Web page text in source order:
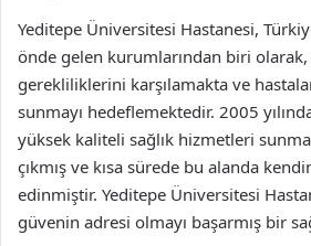
Yeditepe Üniversitesi Hastanesi,
önde gelen kurumlarından biri olarak,
gerekliliklerini karşılamakta ve
sunmayı hedeflemektedir. 2005
yüksek kaliteli sağlık hizmetleri
çıkmış ve kısa sürede bu alanda
edinmiştir. Yeditepe Üniversitesi
güvenin adresi olmayı başarmış bir